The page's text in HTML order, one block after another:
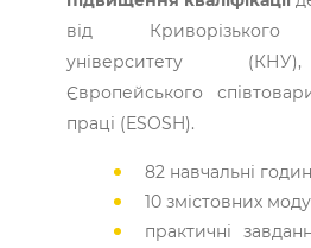
від Криворізького
університету
Європейського
праці (ESOSH).
82 навчальні
10 змістовних
практичні